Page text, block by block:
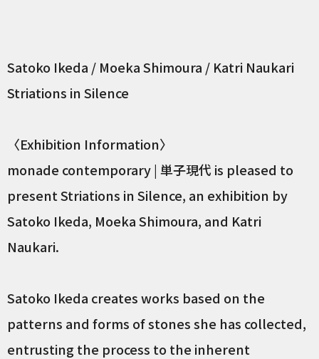
Satoko Ikeda / Moeka Shimoura / Katri Naukari
Striations in Silence
〈Exhibition Information〉
monade contemporary | 単子現代 is pleased to
present Striations in Silence, an exhibition by
Satoko Ikeda, Moeka Shimoura, and Katri
Naukari.
Satoko Ikeda creates works based on the
patterns and forms of stones she has collected,
entrusting the process to the inherent